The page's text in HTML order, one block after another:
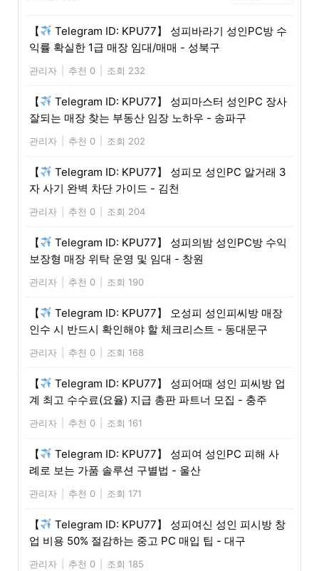
【
Telegram ID: KPU77】 성피바라기 성인PC방 수
익률 확실한 1급 매장 임대/매매 - 성북구
관리자 추천 0 조회 232
【
Telegram ID: KPU77】 성피마스터 성인PC 장사
잘되는 매장 찾는 부동산 임장 노하우 - 송파구
관리자 추천 0 조회 202
【
Telegram ID: KPU77】 성피모 성인PC 알거래 3
자 사기 완벽 차단 가이드 - 김천
관리자 추천 0 조회 204
【
Telegram ID: KPU77】 성피의밤 성인PC방 수익
보장형 매장 위탁 운영 및 임대 - 창원
관리자 추천 0 조회 190
【
Telegram ID: KPU77】 오성피 성인피씨방 매장
인수 시 반드시 확인해야 할 체크리스트 - 동대문구
관리자 추천 0 조회 168
【
Telegram ID: KPU77】 성피어때 성인 피씨방 업
계 최고 수수료(요율) 지급 총판 파트너 모집 - 충주
관리자 추천 0 조회 161
【
Telegram ID: KPU77】 성피여 성인PC 피해 사
례로 보는 가품 솔루션 구별법 - 울산
관리자 추천 0 조회 171
【
Telegram ID: KPU77】 성피여신 성인 피시방 창
업 비용 50% 절감하는 중고 PC 매입 팁 - 대구
관리자 추천 0 조회 185